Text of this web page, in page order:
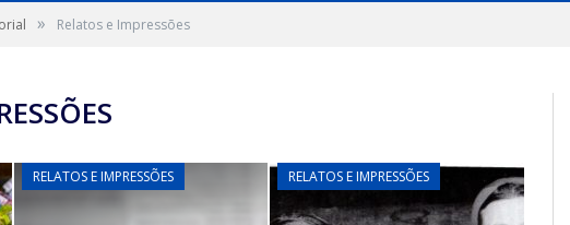
» Relatos e Impressões
RELATOS E IMPRESSÕES RELATOS E IMPRESSÕES